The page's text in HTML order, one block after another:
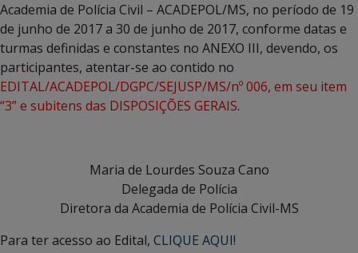
Academia de Polícia Civil – ACADEPOL/MS, no período de 19
de junho de 2017 a 30 de junho de 2017, conforme datas e
turmas definidas e constantes no ANEXO III, devendo, os
participantes, atentar-se ao contido no
EDITAL/ACADEPOL/DGPC/SEJUSP/MS/nº 006, em seu item
“3” e subitens das DISPOSIÇÕES GERAIS.
Maria de Lourdes Souza Cano
Delegada de Polícia
Diretora da Academia de Polícia Civil-MS
Para ter acesso ao Edital, CLIQUE AQUI!